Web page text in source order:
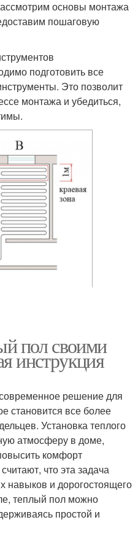
основы монтажа
пошаговую
подготовить все
Это позволит
монтажа и убедиться,
пол своими
инструкция
решение для
становится все более
Установка теплого
атмосферу в доме,
комфорт
что эта задача
навыков и дорогостоящего
теплый пол можно
простой и